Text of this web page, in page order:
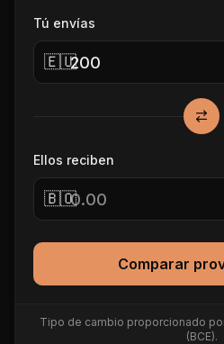
Tú envías
🇪🇺
Ellos reciben
🇧🇴
Comparar
Tipo de cambio proporcionado
(BCE).